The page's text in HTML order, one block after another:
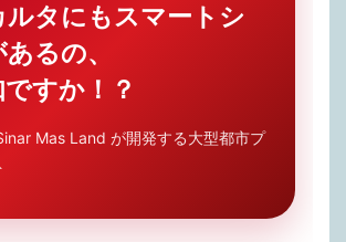
ルタにもスマートシ
るの、
すか！？
Mas Land が開発する大型都市プ